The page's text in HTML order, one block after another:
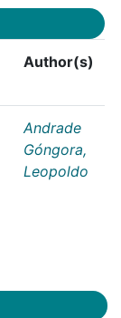
Author(s)
Andrade
Góngora,
Leopoldo